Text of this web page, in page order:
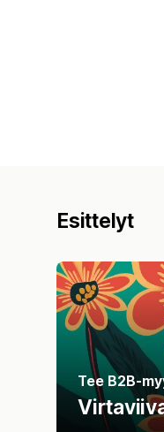
Esittelyt
Tee B2B-